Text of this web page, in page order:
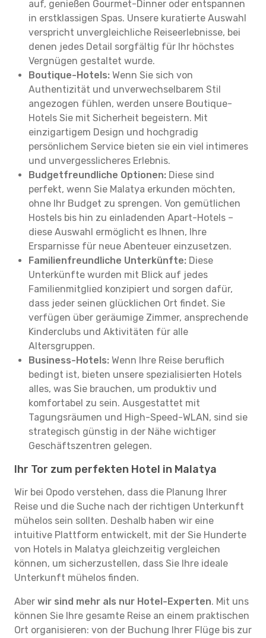
auf, genießen Gourmet-Dinner oder entspannen
in erstklassigen Spas. Unsere kuratierte Auswahl
verspricht unvergleichliche Reiseerlebnisse, bei
denen jedes Detail sorgfältig für Ihr höchstes
Vergnügen gestaltet wurde.
Boutique-Hotels: Wenn Sie sich von
Authentizität und unverwechselbarem Stil
angezogen fühlen, werden unsere Boutique-
Hotels Sie mit Sicherheit begeistern. Mit
einzigartigem Design und hochgradig
persönlichem Service bieten sie ein viel intimeres
und unvergesslicheres Erlebnis.
Budgetfreundliche Optionen: Diese sind
perfekt, wenn Sie Malatya erkunden möchten,
ohne Ihr Budget zu sprengen. Von gemütlichen
Hostels bis hin zu einladenden Apart-Hotels –
diese Auswahl ermöglicht es Ihnen, Ihre
Ersparnisse für neue Abenteuer einzusetzen.
Familienfreundliche Unterkünfte: Diese
Unterkünfte wurden mit Blick auf jedes
Familienmitglied konzipiert und sorgen dafür,
dass jeder seinen glücklichen Ort findet. Sie
verfügen über geräumige Zimmer, ansprechende
Kinderclubs und Aktivitäten für alle
Altersgruppen.
Business-Hotels: Wenn Ihre Reise beruflich
bedingt ist, bieten unsere spezialisierten Hotels
alles, was Sie brauchen, um produktiv und
komfortabel zu sein. Ausgestattet mit
Tagungsräumen und High-Speed-WLAN, sind sie
strategisch günstig in der Nähe wichtiger
Geschäftszentren gelegen.
Ihr Tor zum perfekten Hotel in Malatya
Wir bei Opodo verstehen, dass die Planung Ihrer
Reise und die Suche nach der richtigen Unterkunft
mühelos sein sollten. Deshalb haben wir eine
intuitive Plattform entwickelt, mit der Sie Hunderte
von Hotels in Malatya gleichzeitig vergleichen
können, um sicherzustellen, dass Sie Ihre ideale
Unterkunft mühelos finden.
Aber wir sind mehr als nur Hotel-Experten. Mit uns
können Sie Ihre gesamte Reise an einem praktischen
Ort organisieren: von der Buchung Ihrer Flüge bis zur